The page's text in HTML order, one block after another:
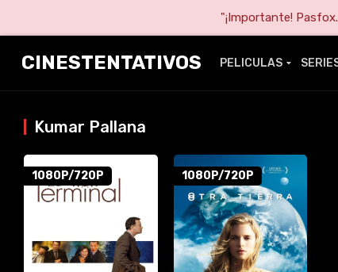
"¡Importante!
CINESTENTATIVOS PELICULAS
Kumar Pallana
1080P/720P 1080P/720P